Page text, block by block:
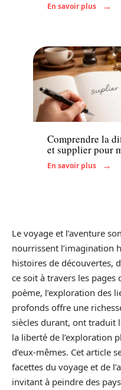
En savoir plus
Actu
Comprendre la
et supplier pour
En savoir plus
Le voyage et l’aventure
nourrissent l’imagination
histoires de découvertes,
ce soit à travers les pages
poème, l’exploration des
profonds offre une
siècles durant, ont traduit
la liberté de l’exploration
d’eux-mêmes. Cet article
facettes du voyage et de
invitant à peindre des